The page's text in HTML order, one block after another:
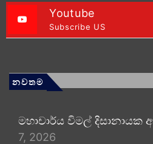
Youtube
Subscribe US
නවතම
මහාචාර්ය විමල් දිසානායක
7, 2026